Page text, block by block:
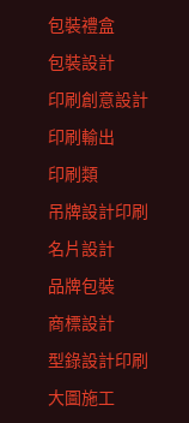
包裝禮盒
包裝設計
印刷創意設計
印刷輸出
印刷類
吊牌設計印刷
名片設計
品牌包裝
商標設計
型錄設計印刷
大圖施工